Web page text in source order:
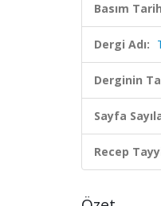
Basım
Dergi Adı:
Derginin
Sayfa
Recep